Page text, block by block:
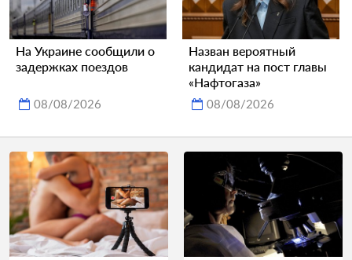
На Украине сообщили о
задержках поездов
08/08/2026
Назван вероятный
кандидат на пост главы
«Нафтогаза»
08/08/2026